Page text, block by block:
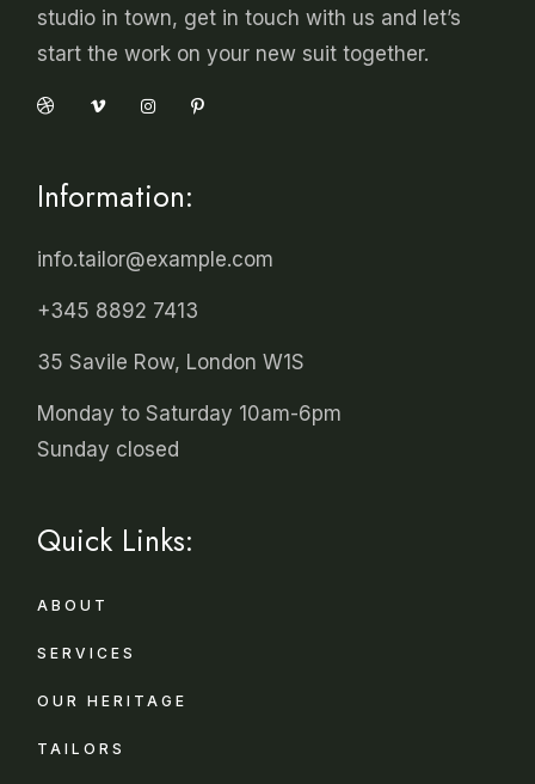
studio in town, get in touch with us and let’s
start the work on your new suit together.
Information:
info.tailor@example.com
+345 8892 7413
35 Savile Row, London W1S
Monday to Saturday 10am-6pm
Sunday closed
Quick Links:
ABOUT
SERVICES
OUR HERITAGE
TAILORS